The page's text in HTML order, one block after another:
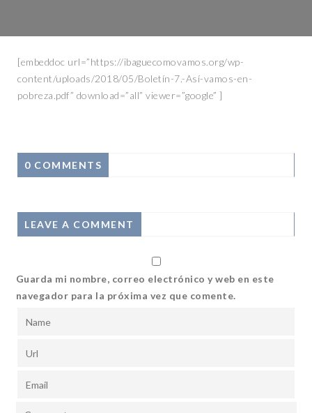
[embeddoc url=”https://ibaguecomovamos.org/wp-
content/uploads/2018/05/Boletín-7.-Así-vamos-en-
pobreza.pdf” download=”all” viewer=”google” ]
0 COMMENTS
LEAVE A COMMENT
Guarda mi nombre, correo electrónico y web en este
navegador para la próxima vez que comente.